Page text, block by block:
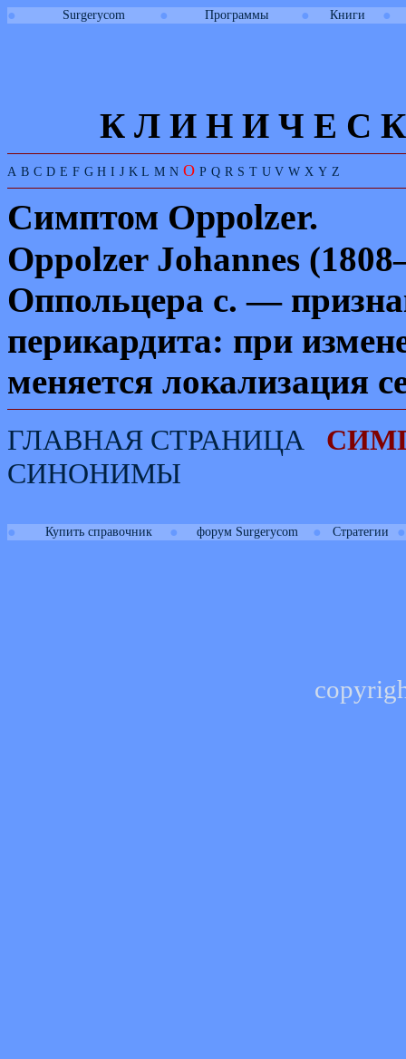
● Surgerycom ● Программы ● Книги ●
К Л И Н И Ч Е С К
A B C D E F G H I J K L M N O P Q R S T U V W X Y Z
Симптом Oppolzer.
Oppolzer Johannes
Оппольцера с. —
перикардита: при
меняется локализация
ГЛАВНАЯ СТРАНИЦА
СИНОНИМЫ
● Купить справочник ● форум Surgerycom ● Стратегии ●